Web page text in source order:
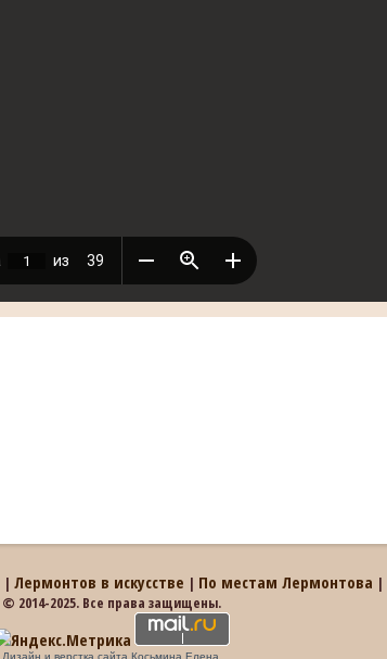
| Лермонтов в искусстве | По местам Лермонтова |
© 2014-2025. Все права защищены.
Дизайн и верстка сайта Косьмина Елена.